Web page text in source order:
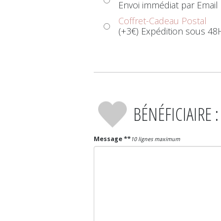
Envoi immédiat par Email
Coffret-Cadeau Postal
(+3€) Expédition sous
BÉNÉFICIAIRE :
Message **10 lignes maximum